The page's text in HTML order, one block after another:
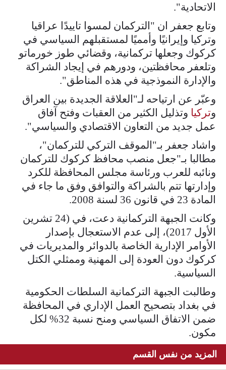
الاتحادية".
وتابع جعفر ان "التركمان لمسوا تاييدًا عراقيا
وتركيا وإيرانيًا وأمميًا لمستقبلهم السياسي في
كركوك وجعلها تركمانية، وقضائي طوز خورماتو
وتلعفر محافظتين، ودورهم في إيجاد الشراكة
والإدارة النموذجية في هذه المناطق".
وعبّر عن ارتياحه لـ"العلاقة الجديدة بين العراق
وتركيا وتذليل الكثير من العقبات وفتح آفاق
عمل جديد من التعاون الاقتصادي والسياسي".
واشاد جعفر بـ"الموقف التركي للتركمان"،
مطالبا بـ"جعل منصب محافظ كركوك للتركمان
ونائبه للعرب ورئاسة مجلس المحافظة للكرد
وإدارتها تتم بالشراكة والتوافق وفق ما جاء في
المادة 23 في قانون 36 لسنة 2008.
وكانت الجبهة التركمانية دعت، في (24 تشرين
الأول 2017)، إلى عدم الاستعجال بإصدار
الأوامر الإدارية الخاصة بالدوائر والمديريات في
كركوك دون العودة إلى المهنية وممثلي الكتل
السياسية.
وطالبت الجبهة التركمانية السلطات الحكومية
في بغداد بتصحيح العمل الإداري في المحافظة
ضمن الاتفاق السياسي ومنح نسبة 32% لكل
مكون.
المزيد من نفس القسم